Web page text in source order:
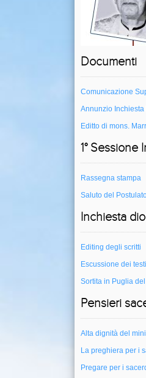
Documenti
Comunicazione
Annunzio Inchiesta
Editto di mons.
1° Sessione
Rassegna stampa
Saluto del
Inchiesta
Editing degli scritti
Escussione dei
Sortita in Puglia
Pensieri
Alta dignità del
La preghiera per i
Pregare per i